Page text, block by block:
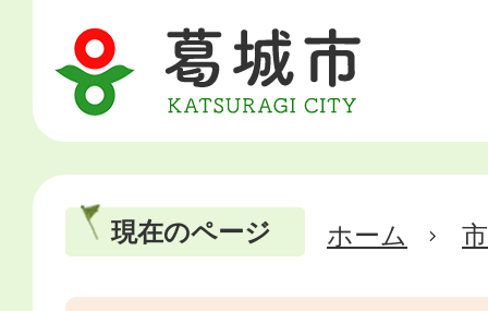
現在のページ ホーム